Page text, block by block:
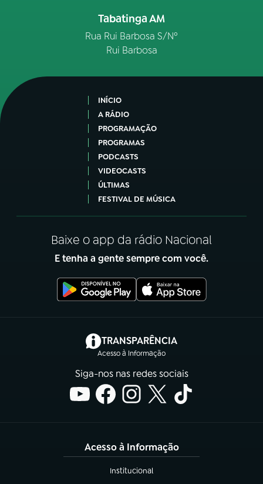
Tabatinga AM
Rua Rui Barbosa S/Nº
Rui Barbosa
INÍCIO
A RÁDIO
PROGRAMAÇÃO
PROGRAMAS
PODCASTS
VIDEOCASTS
ÚLTIMAS
FESTIVAL DE MÚSICA
Baixe o app da rádio Nacional
E tenha a gente sempre com você.
TRANSPARÊNCIA
Acesso à Informação
(abre em nova aba)
Siga-nos nas redes sociais
Acesso à Informação
Institucional
(abre em nova aba)